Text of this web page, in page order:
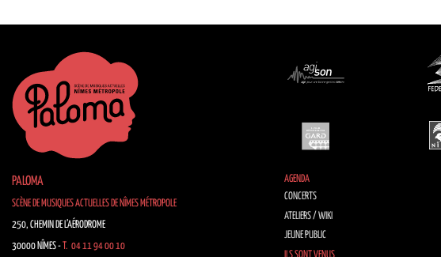
PALOMA
SCÈNE DE MUSIQUES ACTUELLES DE NÎMES MÉTROPOLE
250, CHEMIN DE L’AÉRODROME
30000 NÎMES -T. 04 11 94 00 10
AGENDA
CONCERTS
ATELIERS / WIKI
JEUNE PUBLIC